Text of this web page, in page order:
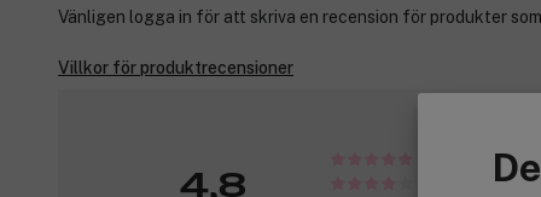
Vänligen logga in för att skriva en recension för produkter
Villkor för produktrecensioner
4,8